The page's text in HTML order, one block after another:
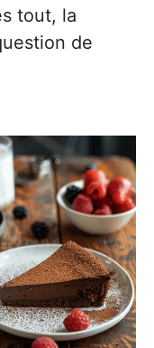
tout, la
de